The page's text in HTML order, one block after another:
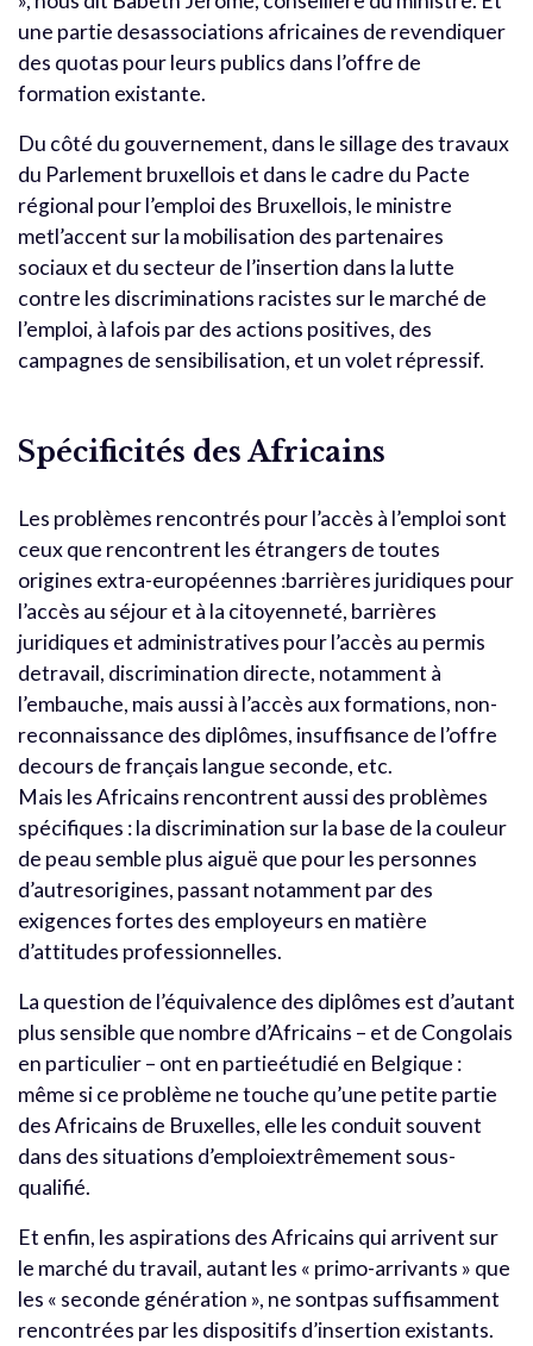
une partie desassociations africaines de revendiquer
des quotas pour leurs publics dans l’offre de
formation existante.
Du côté du gouvernement, dans le sillage des travaux
du Parlement bruxellois et dans le cadre du Pacte
régional pour l’emploi des Bruxellois, le ministre
metl’accent sur la mobilisation des partenaires
sociaux et du secteur de l’insertion dans la lutte
contre les discriminations racistes sur le marché de
l’emploi, à lafois par des actions positives, des
campagnes de sensibilisation, et un volet répressif.
Spécificités des Africains
Les problèmes rencontrés pour l’accès à l’emploi sont
ceux que rencontrent les étrangers de toutes
origines extra-européennes :barrières juridiques pour
l’accès au séjour et à la citoyenneté, barrières
juridiques et administratives pour l’accès au permis
detravail, discrimination directe, notamment à
l’embauche, mais aussi à l’accès aux formations, non-
reconnaissance des diplômes, insuffisance de l’offre
decours de français langue seconde, etc.
Mais les Africains rencontrent aussi des problèmes
spécifiques : la discrimination sur la base de la couleur
de peau semble plus aiguë que pour les personnes
d’autresorigines, passant notamment par des
exigences fortes des employeurs en matière
d’attitudes professionnelles.
La question de l’équivalence des diplômes est d’autant
plus sensible que nombre d’Africains – et de Congolais
en particulier – ont en partieétudié en Belgique :
même si ce problème ne touche qu’une petite partie
des Africains de Bruxelles, elle les conduit souvent
dans des situations d’emploiextrêmement sous-
qualifié.
Et enfin, les aspirations des Africains qui arrivent sur
le marché du travail, autant les « primo-arrivants » que
les « seconde génération », ne sontpas suffisamment
rencontrées par les dispositifs d’insertion existants.